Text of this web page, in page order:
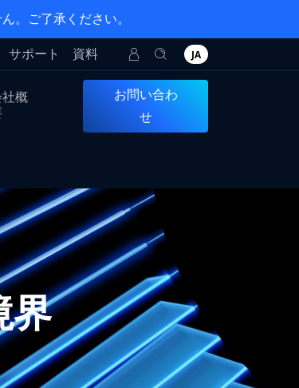
。ご了承ください。
サポート 資料 JA
社概
お問い合わ
せ
界